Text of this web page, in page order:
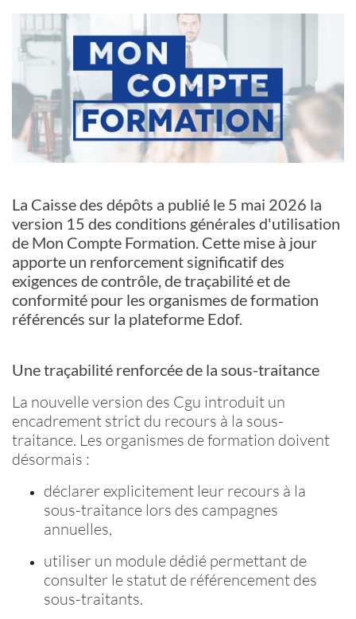
La Caisse des dépôts a publié le 5 mai 2026 la
version 15 des conditions générales d'utilisation
de Mon Compte Formation. Cette mise à jour
apporte un renforcement significatif des
exigences de contrôle, de traçabilité et de
conformité pour les organismes de formation
référencés sur la plateforme Edof.
Une traçabilité renforcée de la sous-traitance
La nouvelle version des Cgu introduit un
encadrement strict du recours à la sous-
traitance. Les organismes de formation doivent
désormais :
déclarer explicitement leur recours à la
sous-traitance lors des campagnes
annuelles,
utiliser un module dédié permettant de
consulter le statut de référencement des
sous-traitants.